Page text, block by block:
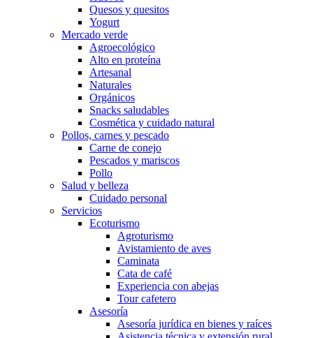
Quesos y quesitos
Yogurt
Mercado verde
Agroecológico
Alto en proteína
Artesanal
Naturales
Orgánicos
Snacks saludables
Cosmética y cuidado natural
Pollos, carnes y pescado
Carne de conejo
Pescados y mariscos
Pollo
Salud y belleza
Cuidado personal
Servicios
Ecoturismo
Agroturismo
Avistamiento de aves
Caminata
Cata de café
Experiencia con abejas
Tour cafetero
Asesoría
Asesoría jurídica en bienes y raíces